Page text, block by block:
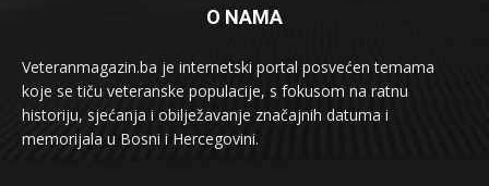
O NAMA
Veteranmagazin.ba je internetski portal posvećen temama
koje se tiču veteranske populacije, s fokusom na ratnu
historiju, sjećanja i obilježavanje značajnih datuma i
memorijala u Bosni i Hercegovini.